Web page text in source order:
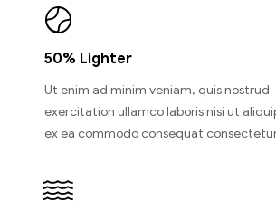
50% Lighter
Ut enim ad minim veniam, quis nostrud
exercitation ullamco laboris nisi ut
ex ea commodo consequat